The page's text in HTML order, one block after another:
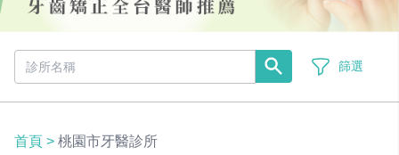
篩選
首頁 > 桃園市牙醫診所